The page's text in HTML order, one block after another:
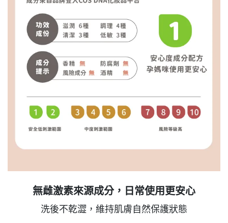
無雌激素來源成分，日常使用更安心
洗後不乾澀，維持肌膚自然保護狀態